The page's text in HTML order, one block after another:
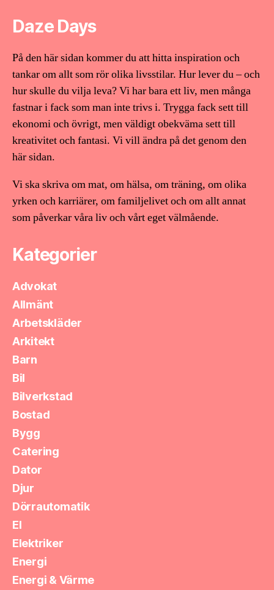
Daze Days
På den här sidan kommer du att hitta inspiration och
tankar om allt som rör olika livsstilar. Hur lever du – och
hur skulle du vilja leva? Vi har bara ett liv, men många
fastnar i fack som man inte trivs i. Trygga fack sett till
ekonomi och övrigt, men väldigt obekväma sett till
kreativitet och fantasi. Vi vill ändra på det genom den
här sidan.
Vi ska skriva om mat, om hälsa, om träning, om olika
yrken och karriärer, om familjelivet och om allt annat
som påverkar våra liv och vårt eget välmående.
Kategorier
Advokat
Allmänt
Arbetskläder
Arkitekt
Barn
Bil
Bilverkstad
Bostad
Bygg
Catering
Dator
Djur
Dörrautomatik
El
Elektriker
Energi
Energi & Värme